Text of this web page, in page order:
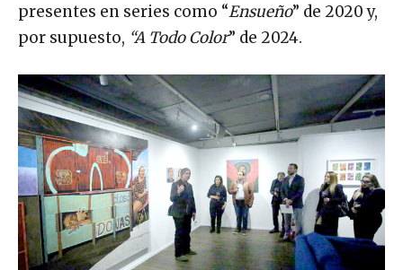
presentes en series como “Ensueño” de 2020 y,
por supuesto, “A Todo Color” de 2024.